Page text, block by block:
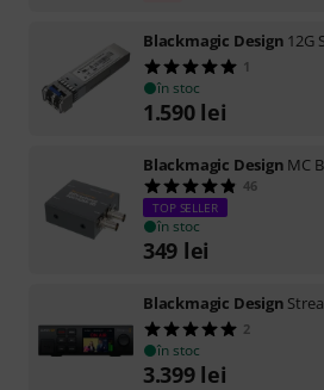
Blackmagic Design 12G
1
în stoc
1.590 lei
Blackmagic Design MC
46
TOP SELLER
în stoc
349 lei
Blackmagic Design
2
în stoc
3.399 lei